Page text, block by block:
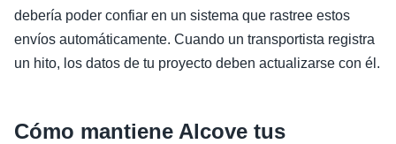
debería poder confiar en un sistema que rastree estos
envíos automáticamente. Cuando un transportista registra
un hito, los datos de tu proyecto deben actualizarse con él.
Cómo mantiene Alcove tus